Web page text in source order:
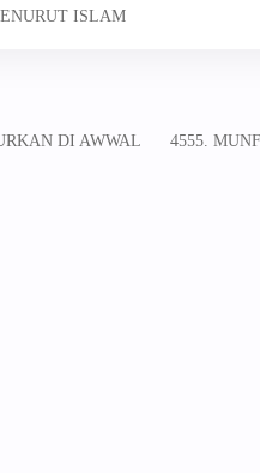
ISLAM
DI AWWAL
4555.